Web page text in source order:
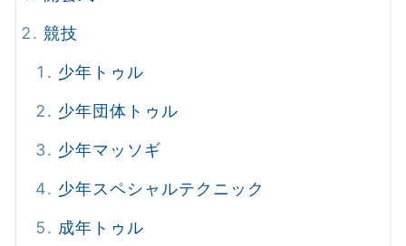
競技
少年トゥル
少年団体トゥル
少年マッソギ
少年スペシャルテクニック
成年トゥル